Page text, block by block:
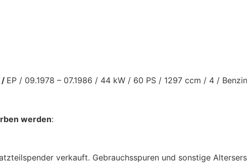
/ EP / 09.1978 – 07.1986 / 44 kW / 60 PS / 1297 ccm / 4 / Benzin
werden:
verkauft. Gebrauchsspuren und sonstige